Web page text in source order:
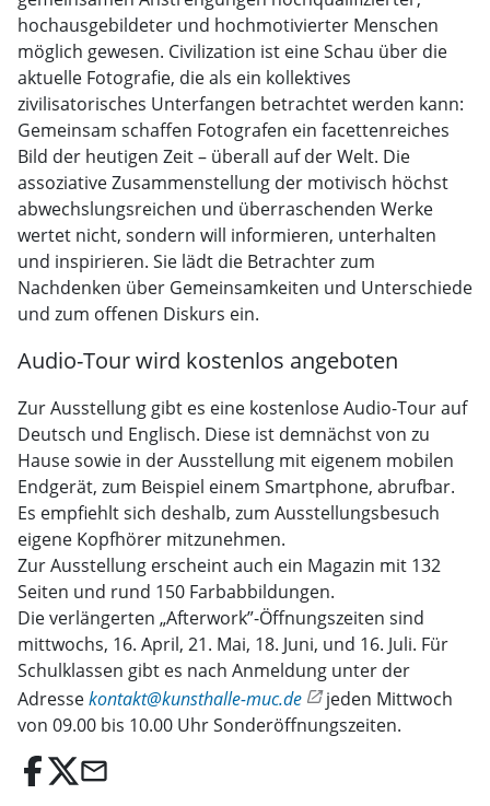
hochausgebildeter und hochmotivierter Menschen
möglich gewesen. Civilization ist eine Schau über die
aktuelle Fotografie, die als ein kollektives
zivilisatorisches Unterfangen betrachtet werden kann:
Gemeinsam schaffen Fotografen ein facettenreiches
Bild der heutigen Zeit – überall auf der Welt. Die
assoziative Zusammenstellung der motivisch höchst
abwechslungsreichen und überraschenden Werke
wertet nicht, sondern will informieren, unterhalten
und inspirieren. Sie lädt die Betrachter zum
Nachdenken über Gemeinsamkeiten und Unterschiede
und zum offenen Diskurs ein.
Audio-Tour wird kostenlos angeboten
Zur Ausstellung gibt es eine kostenlose Audio-Tour auf
Deutsch und Englisch. Diese ist demnächst von zu
Hause sowie in der Ausstellung mit eigenem mobilen
Endgerät, zum Beispiel einem Smartphone, abrufbar.
Es empfiehlt sich deshalb, zum Ausstellungsbesuch
eigene Kopfhörer mitzunehmen.
Zur Ausstellung erscheint auch ein Magazin mit 132
Seiten und rund 150 Farbabbildungen.
Die verlängerten „Afterwork”-Öffnungszeiten sind
mittwochs, 16. April, 21. Mai, 18. Juni, und 16. Juli. Für
Schulklassen gibt es nach Anmeldung unter der
Adressekontakt@kunsthalle-muc.de
jeden Mittwoch
von 09.00 bis 10.00 Uhr Sonderöffnungszeiten.
email